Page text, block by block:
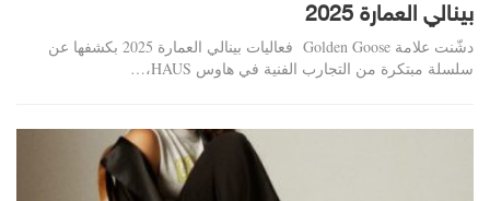
بينالي العمارة 2025
دشّنت علامة Golden Goose فعاليات بينالي العمارة 2025 بكشفها عن
سلسلة مبتكرة من التجارب الفنية في هاوس HAUS،…